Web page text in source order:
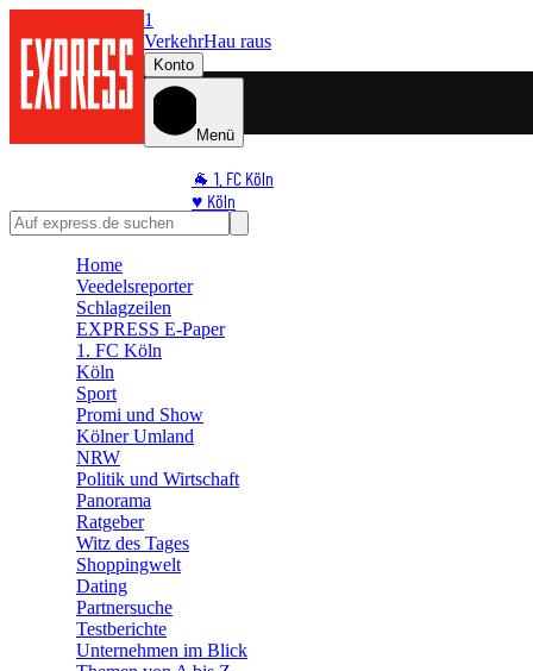
1
VerkehrHau raus
Konto
Menü
🐐 1. FC Köln
♥️ Köln
🛒 Shoppingwelt
Home
Veedelsreporter
Schlagzeilen
EXPRESS E-Paper
1. FC Köln
Köln
Sport
Promi und Show
Kölner Umland
NRW
Politik und Wirtschaft
Panorama
Ratgeber
Witz des Tages
Shoppingwelt
Dating
Partnersuche
Testberichte
Unternehmen im Blick